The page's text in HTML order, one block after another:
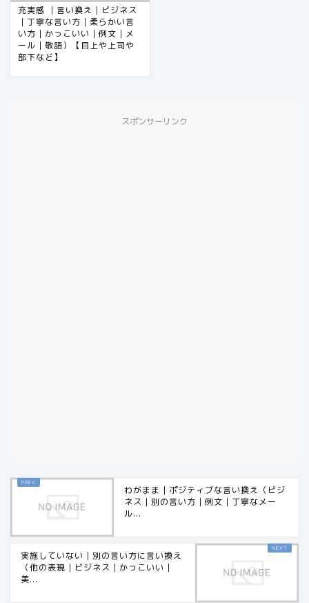
充実感 ｜言い換え｜ビジネス
｜丁寧な言い方｜柔らかい言
い方｜かっこいい｜例文｜メ
ール｜敬語）【目上や上司や
部下など】
スポンサーリンク
わがまま｜ポジティブな言い換え（ビジ
ネス｜別の言い方｜例文｜丁寧なメー
ル...
実施していない｜別の言い方に言い換え
（他の表現｜ビジネス｜かっこいい｜
美...